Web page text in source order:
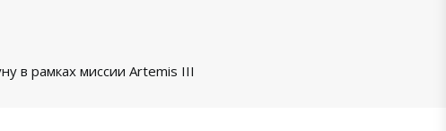
в рамках миссии Artemis III